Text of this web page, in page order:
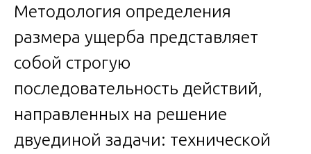
Методология определения
размера ущерба представляет
собой строгую
последовательность действий,
направленных на решение
двуединой задачи: технической